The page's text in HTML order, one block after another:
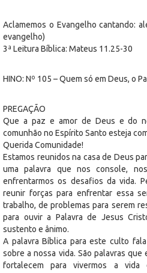
Aclamemos o Evangelho cantando:
evangelho)
3ª Leitura Bíblica: Mateus 11.25-30
HINO: Nº 105 – Quem só em Deus, o
PREGAÇÃO
Que a paz e amor de Deus e do
comunhão no Espírito Santo esteja
Querida Comunidade!
Estamos reunidos na casa de Deus
uma palavra que nos console,
enfrentarmos os desafios da vida.
reunir forças para enfrentar essa
trabalho, de problemas para serem
para ouvir a Palavra de Jesus
sustento e ânimo.
A palavra Bíblica para este culto
sobre a nossa vida. São palavras
fortalecem para vivermos a vida